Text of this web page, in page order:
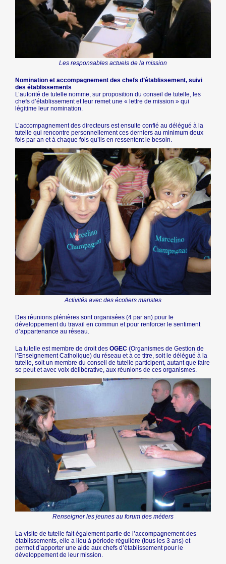
Les responsables actuels de la mission
Nomination et accompagnement des chefs d’établissement, suivi
des établissements
L’autorité de tutelle nomme, sur proposition du conseil de tutelle, les
chefs d’établissement et leur remet une « lettre de mission » qui
légitime leur nomination.
L’accompagnement des directeurs est ensuite confié au délégué à la
tutelle qui rencontre personnellement ces derniers au minimum deux
fois par an et à chaque fois qu’ils en ressentent le besoin.
Activités avec des écoliers maristes
Des réunions plénières sont organisées (4 par an) pour le
développement du travail en commun et pour renforcer le sentiment
d’appartenance au réseau.
La tutelle est membre de droit desOGEC (Organismes de Gestion de
l’Enseignement Catholique) du réseau et à ce titre, soit le délégué à la
tutelle, soit un membre du conseil de tutelle participent, autant que faire
se peut et avec voix délibérative, aux réunions de ces organismes.
Renseigner les jeunes au forum des métiers
La visite de tutelle fait également partie de l’accompagnement des
établissements, elle a lieu à période régulière (tous les 3 ans) et
permet d’apporter une aide aux chefs d’établissement pour le
développement de leur mission.